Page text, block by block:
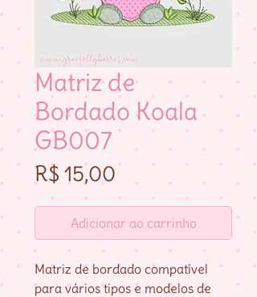
Matriz de
Bordado Koala
GB007
R$ 15,00Preço
Adicionar ao carrinho
Matriz de bordado compatível
para vários tipos e modelos de